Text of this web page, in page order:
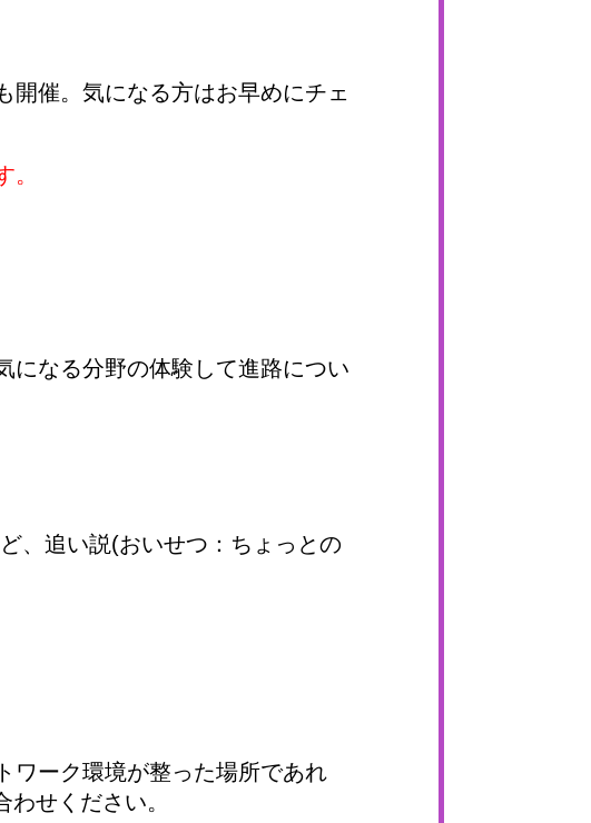
開催。気になる方はお早めにチェ
になる分野の体験して進路につい
、追い説(おいせつ：ちょっとの
ワーク環境が整った場所であれ
せください。